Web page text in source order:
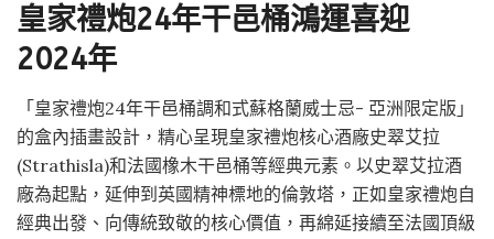
皇家禮炮24年干邑桶鴻運喜迎
2024年
「皇家禮炮24年干邑桶調和式蘇格蘭威士忌- 亞洲限定版」
的盒內插畫設計，精心呈現皇家禮炮核心酒廠史翠艾拉
(Strathisla)和法國橡木干邑桶等經典元素。以史翠艾拉酒
廠為起點，延伸到英國精神標地的倫敦塔，正如皇家禮炮自
經典出發、向傳統致敬的核心價值，再綿延接續至法國頂級